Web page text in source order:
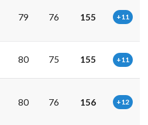
79 76 155 +11
80 75 155 +11
80 76 156 +12